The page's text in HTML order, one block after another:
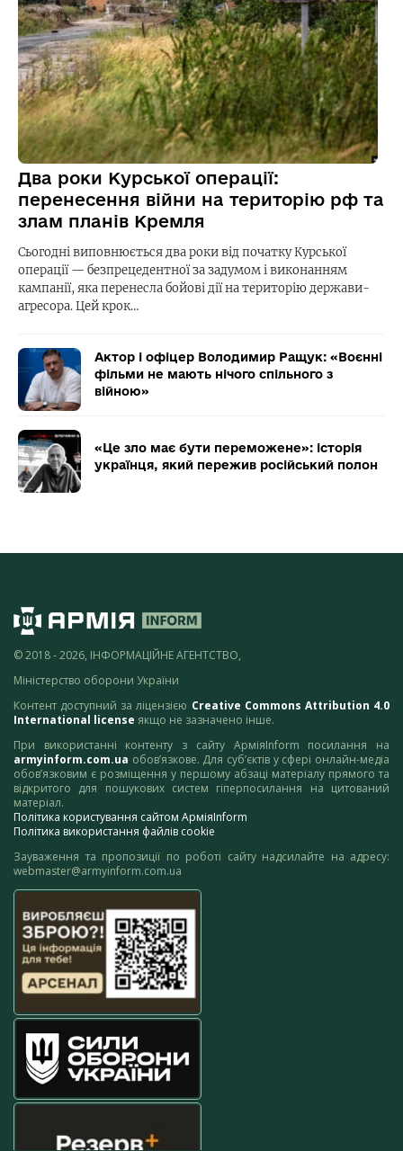
Два роки Курської операції:
перенесення війни на територію рф та
злам планів Кремля
Сьогодні виповнюється два роки від початку Курської
операції — безпрецедентної за задумом і виконанням
кампанії, яка перенесла бойові дії на територію держави-
агресора. Цей крок…
Актор і офіцер Володимир Ращук: «Воєнні
фільми не мають нічого спільного з
війною»
«Це зло має бути переможене»: історія
українця, який пережив російський полон
© 2018 - 2026, ІНФОРМАЦІЙНЕ АГЕНТСТВО,
Міністерство оборони України
Контент доступний за ліцензією Creative Commons Attribution 4.0
International license якщо не зазначено інше.
При використанні контенту з сайту АрміяInform посилання на
armyinform.com.ua обов’язкове. Для суб’єктів у сфері онлайн-медіа
обов’язковим є розміщення у першому абзаці матеріалу прямого та
відкритого для пошукових систем гіперпосилання на цитований
матеріал.
Політика користування сайтом АрміяInform
Політика використання файлів cookie
Зауваження та пропозиції по роботі сайту надсилайте на адресу:
webmaster@armyinform.com.ua